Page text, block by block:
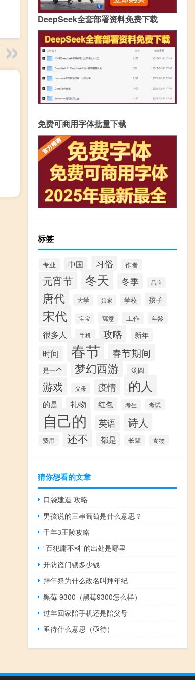
DeepSeek全套部署资料免费下载
免费可商用字体批量下载
标签
专业 中国 习俗 作者
元宵节 冬天 冬季 品牌
唐代 大学 娘家 学校 孩子
宋代 宝宝 寓意 工作 年龄
很多人 手机 攻略 新年
时间 春节 春节期间
是一个 梦幻西游 汤圆
游戏 父母 疫情 的人
的是 礼物 红包 考生 考试
自己的 英语 诗人
费用 还不 都是 长辈 食物
猜你想看的文章
口袋建造 攻略
男孩说的三串葡萄是什么意思？
千年3王陵攻略
“百犯庸不科”的出处是哪里
开防盗门锁多少钱
拜年祭为什么改名叫拜年纪
黑莓 9300（黑莓9300怎么样）
过年回家陪手机还是陪父母
亟待什么意思（亟待）